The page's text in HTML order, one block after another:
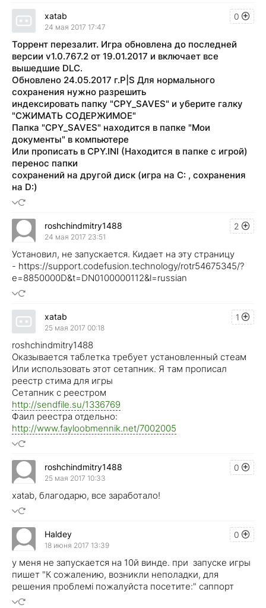
0
xatab
24 мая 2017 17:47
Торрент перезалит. Игра обновлена до последней
версии v1.0.767.2 от 19.01.2017 и включает все
вышедшие DLC.
Обновлено 24.05.2017 г.P|S Для нормального
сохранения нужно разрешить
индексировать папку "CPY_SAVES" и уберите галку
"СЖИМАТЬ СОДЕРЖИМОЕ"
Папка "CPY_SAVES" находится в папке "Мои
документы" в компьютере
Или прописать в CPY.INI (Находится в папке с игрой)
перенос папки
сохранений на другой диск (игра на C: , сохранения
на D:)
2
roshchindmitry1488
24 мая 2017 23:51
Установил, не запускается. Кидает на эту страницу
- https://support.codefusion.technology/rotr54675345/?
e=8850000D&t=DN0100000112&l=russian
1
xatab
25 мая 2017 00:18
roshchindmitry1488
Оказывается таблетка требует установленный стеам
Или использовать этот сетапник. Я там прописал
реестр стима для игры
Сетапник с реестром
http://sendfile.su/1336769
Фаил реестра отдельно:
http://www.fayloobmennik.net/7002005
0
roshchindmitry1488
25 мая 2017 10:33
xatab, благодарю, все заработало!
0
Haldey
18 июня 2017 13:39
у меня не запускается на 10й винде. при запуске игры
пишет "К сожалению, возникли неполадки, для
решения проблемі пожалуйста посетите:" саппорт